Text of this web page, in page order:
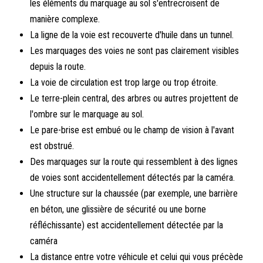
les éléments du marquage au sol s'entrecroisent de
manière complexe.
La ligne de la voie est recouverte d'huile dans un tunnel.
Les marquages des voies ne sont pas clairement visibles
depuis la route.
La voie de circulation est trop large ou trop étroite.
Le terre-plein central, des arbres ou autres projettent de
l'ombre sur le marquage au sol.
Le pare-brise est embué ou le champ de vision à l'avant
est obstrué.
Des marquages sur la route qui ressemblent à des lignes
de voies sont accidentellement détectés par la caméra.
Une structure sur la chaussée (par exemple, une barrière
en béton, une glissière de sécurité ou une borne
réfléchissante) est accidentellement détectée par la
caméra
La distance entre votre véhicule et celui qui vous précède